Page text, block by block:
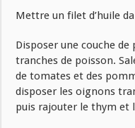
Mettre un filet d’huile
Disposer une couche
tranches de poisson.
de tomates et des
disposer les oignons
puis rajouter le thym et